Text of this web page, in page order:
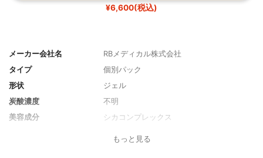
¥6,600(税込)
メーカー会社名
RBメディカル株式会社
タイプ
個別パック
形状
ジェル
炭酸濃度
不明
美容成分
シカコンプレックス
もっと見る